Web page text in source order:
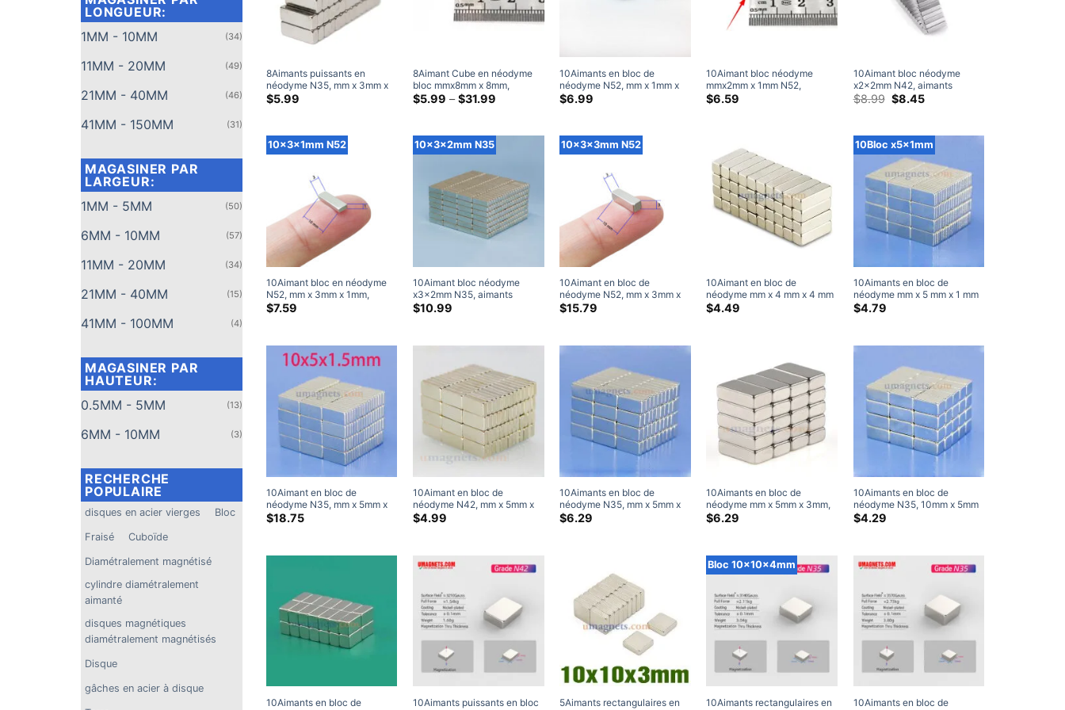
LONGUEUR:
1MM - 10MM
(34)
11MM - 20MM (49)
21MM - 40MM (46)
41MM - 150MM (31)
MAGASINER PAR
LARGEUR:
1MM - 5MM
(50)
6MM - 10MM (57)
11MM - 20MM (34)
21MM - 40MM (15)
41MM - 100MM (4)
MAGASINER PAR
HAUTEUR:
0.5MM - 5MM
(13)
6MM - 10MM (3)
RECHERCHE
POPULAIRE
disques en acier vierges Bloc
Fraisé Cuboïde
Diamétralement magnétisé
cylindre diamétralement
aimanté
disques magnétiques
diamétralement magnétisés
Disque
gâches en acier à disque
8Aimants puissants en
néodyme N35, mm x 3mm x
2mm, aimants artisanaux
puissants en terres rares,
$5.99
8Aimant Cube en néodyme
bloc mmx8mm x 8mm,
aimants Cube N42 Super
puissants, aimant carré de
$5.99 – $31.99Gamme
travers
10Aimants en bloc de
néodyme N52, mm x 1mm x
1mm, aimant rectangulaire
puissant en terres rares,
$6.99
10Aimant bloc néodyme
mmx2mm x 1mm N52,
aimants rectangulaires
puissants en terres rares,
$6.59
10Aimant bloc néodyme
x2x2mm N42, aimants
rectangulaires puissants en
terres rares pour l'artisanat
$8.99 Le
prix
$8.99.
$8.45Le
$8.45.
10x3x1mm N52
10Aimant bloc en néodyme
N52, mm x 3mm x 1mm,
aimants rectangulaires
$7.59
10x3x2mm N35
10Aimant bloc néodyme
x3x2mm N35, aimants
rectangulaires puissants en
$10.99
10x3x3mm N52
10Aimant en bloc de
néodyme N52, mm x 3mm x
3mm, aimants rectangulaires
$15.79
10Aimant en bloc de
néodyme mm x 4 mm x 4 mm
N35 Bloc puissant Aimants
$4.49
10Bloc x5x1mm
10Aimants en bloc de
néodyme mm x 5 mm x 1 mm
Aimants rectangulaires N35
$4.79
10Aimant en bloc de
néodyme N35, mm x 5mm x
1.5mm, puissants aimants
$18.75
10Aimant en bloc de
néodyme N42, mm x 5mm x
2mm, aimants rectangulaires
$4.99
10Aimants en bloc de
néodyme N35, mm x 5mm x
2.5mm, puissants aimants
$6.29
10Aimants en bloc de
néodyme mm x 5mm x 3mm,
aimants plats N45 minces
$6.29
10Aimants en bloc de
néodyme N35, 10mm x 5mm
x 5mm, aimants haute
$4.29
10Aimants en bloc de
10Aimants puissants en bloc
5Aimants rectangulaires en
Bloc 10x10x4mm
10Aimants rectangulaires en
10Aimants en bloc de